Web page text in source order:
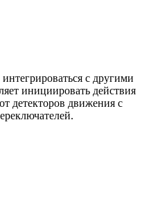
с другими
инициировать действия
детекторов движения с